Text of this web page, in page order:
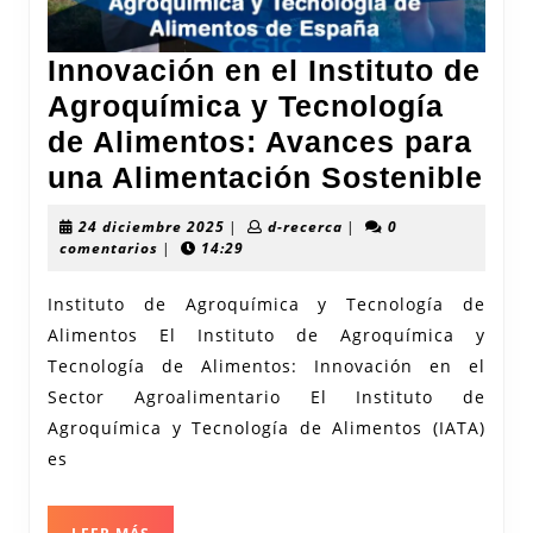
Innovación en el Instituto de
Agroquímica y Tecnología
de Alimentos: Avances para
una Alimentación Sostenible
de
y
24 diciembre 2025 24
diciembre
| d-recercad-|
0
comentarios | 14:29
Instituto de Agroquímica y Tecnología de
Alimentos El Instituto de Agroquímica y
Tecnología de Alimentos: Innovación en el
Sector Agroalimentario El Instituto de
Agroquímica y Tecnología de Alimentos (IATA)
es